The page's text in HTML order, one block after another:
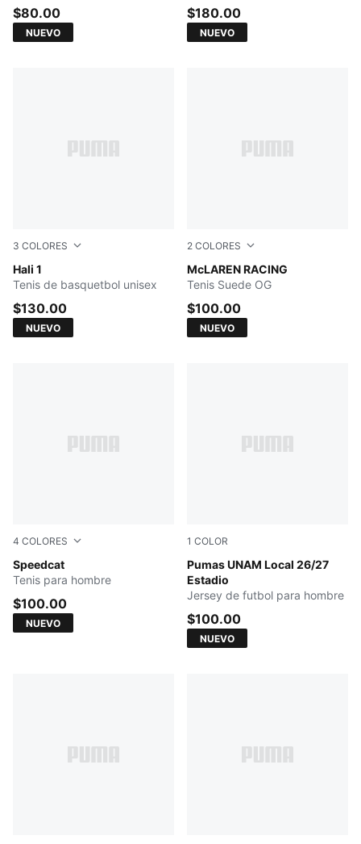
$80.00
NUEVO
$180.00
NUEVO
3 COLORES
Hali 1
Fresh Mint-Green Moon
Tenis de basquetbol unisex
$130.00
NUEVO
2 COLORES
McLAREN RACING
PUMA Black-Papaya
Tenis Suede OG
$100.00
NUEVO
4 COLORES
Speedcat
Mouse Gray-PUMA Black
Tenis para hombre
$100.00
NUEVO
1 COLOR
Pumas UNAM Local 26/27
Estadio
NEW NAVY
Jersey de futbol para hombre
$100.00
NUEVO